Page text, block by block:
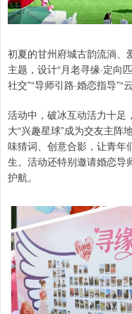
初夏的甘州府城古韵流淌、
主题，设计“月老寻缘·定向
社交”“导师引路·婚恋指导”“
活动中，破冰互动活力十足
大“兴趣星球”成为交友主阵
味猜词、创意合影，让青年
生。活动还特别邀请婚恋导
护航。